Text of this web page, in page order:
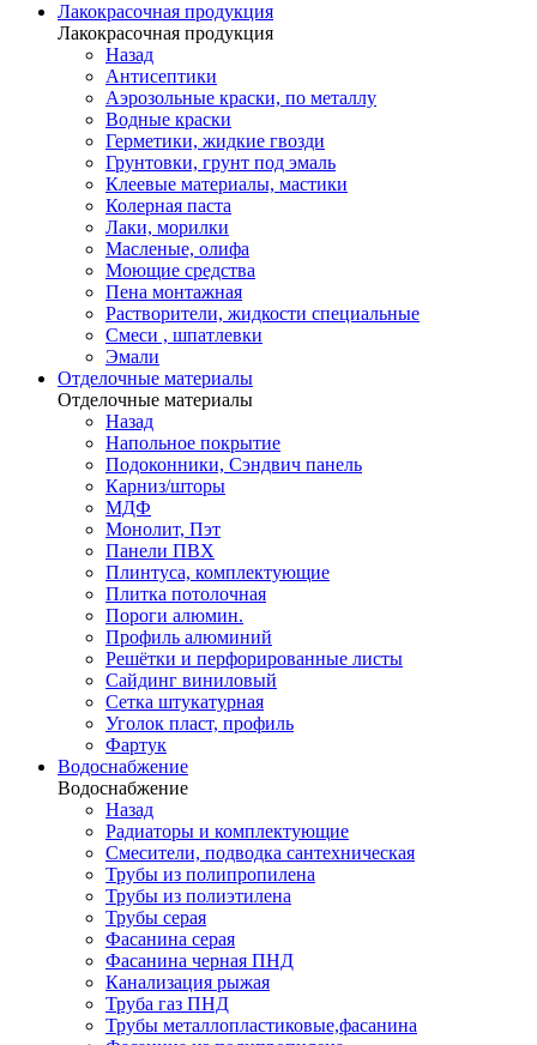
Лакокрасочная продукция
Лакокрасочная продукция
Назад
Антисептики
Аэрозольные краски, по металлу
Водные краски
Герметики, жидкие гвозди
Грунтовки, грунт под эмаль
Клеевые материалы, мастики
Колерная паста
Лаки, морилки
Масленые, олифа
Моющие средства
Пена монтажная
Растворители, жидкости специальные
Смеси , шпатлевки
Эмали
Отделочные материалы
Отделочные материалы
Назад
Напольное покрытие
Подоконники, Сэндвич панель
Карниз/шторы
МДФ
Монолит, Пэт
Панели ПВХ
Плинтуса, комплектующие
Плитка потолочная
Пороги алюмин.
Профиль алюминий
Решётки и перфорированные листы
Сайдинг виниловый
Сетка штукатурная
Уголок пласт, профиль
Фартук
Водоснабжение
Водоснабжение
Назад
Радиаторы и комплектующие
Смесители, подводка сантехническая
Трубы из полипропилена
Трубы из полиэтилена
Трубы серая
Фасанина серая
Фасанина черная ПНД
Канализация рыжая
Труба газ ПНД
Трубы металлопластиковые,фасанина